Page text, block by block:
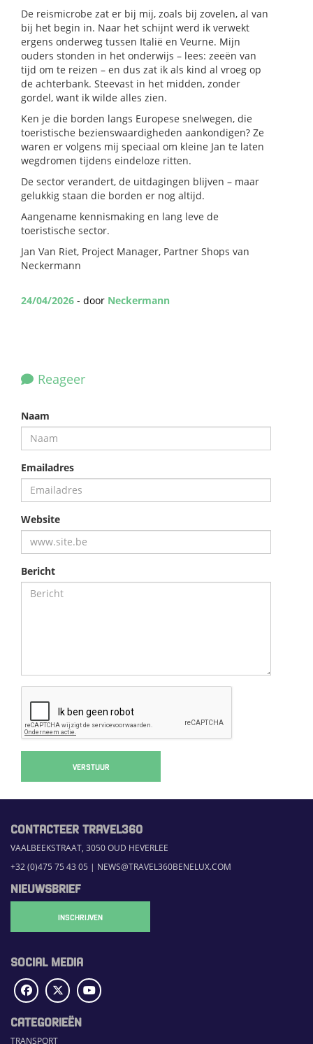
De reismicrobe zat er bij mij, zoals bij zovelen, al van
bij het begin in. Naar het schijnt werd ik verwekt
ergens onderweg tussen Italië en Veurne. Mijn
ouders stonden in het onderwijs – lees: zeeën van
tijd om te reizen – en dus zat ik als kind al vroeg op
de achterbank. Steevast in het midden, zonder
gordel, want ik wilde alles zien.
Ken je die borden langs Europese snelwegen, die
toeristische bezienswaardigheden aankondigen? Ze
waren er volgens mij speciaal om kleine Jan te laten
wegdromen tijdens eindeloze ritten.
De sector verandert, de uitdagingen blijven – maar
gelukkig staan die borden er nog altijd.
Aangename kennismaking en lang leve de
toeristische sector.
Jan Van Riet, Project Manager, Partner Shops van
Neckermann
24/04/2026 - door Neckermann
Reageer
Naam
Emailadres
Website
Bericht
VERSTUUR
CONTACTEER TRAVEL360
VAALBEEKSTRAAT, 3050 OUD HEVERLEE
+32 (0)475 75 43 05 | NEWS@TRAVEL360BENELUX.COM
NIEUWSBRIEF
INSCHRIJVEN
SOCIAL MEDIA
CATEGORIEËN
TRANSPORT